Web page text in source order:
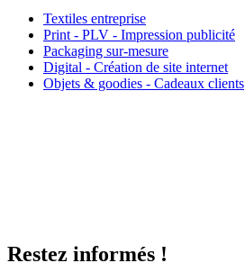
Textiles entreprise
Print - PLV - Impression publicité
Packaging sur-mesure
Digital - Création de site internet
Objets & goodies - Cadeaux clients
Restez informés !